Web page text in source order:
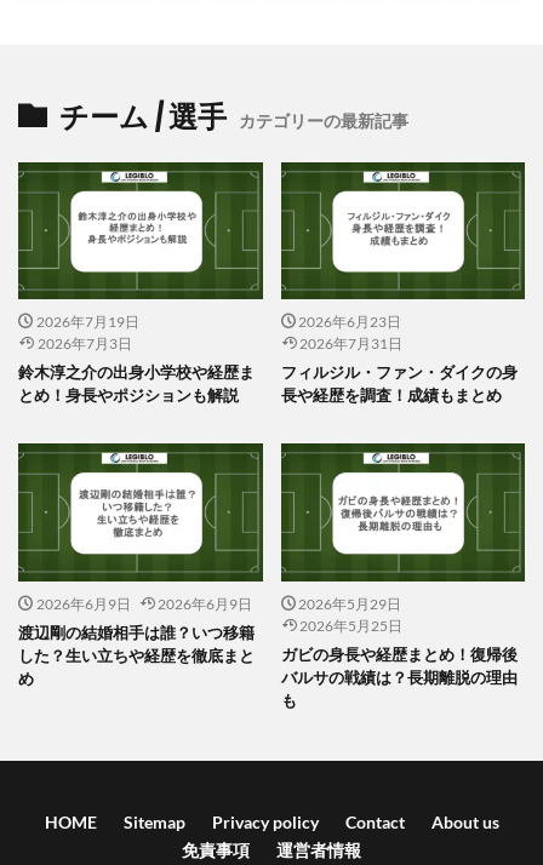
チーム / 選手 カテゴリーの最新記事
2026年7月19日
2026年7月3日
鈴木淳之介の出身小学校や経歴ま
とめ！身長やポジションも解説
2026年6月23日
2026年7月31日
フィルジル・ファン・ダイクの身
長や経歴を調査！成績もまとめ
2026年6月9日 2026年6月9日
渡辺剛の結婚相手は誰？いつ移籍
した？生い立ちや経歴を徹底まと
め
2026年5月29日
2026年5月25日
ガビの身長や経歴まとめ！復帰後
バルサの戦績は？長期離脱の理由
も
HOME Sitemap Privacy policy Contact
About us
免責事項
運営者情報